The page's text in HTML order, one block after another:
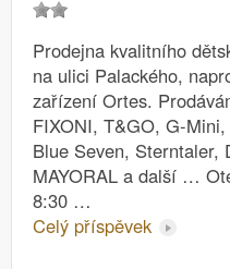
Prodejna kvalitního
na ulici Palackého,
zařízení Ortes.
FIXONI, T&GO, G-
Blue Seven, Sterntaler,
MAYORAL a další …
8:30 …
Celý příspěvek